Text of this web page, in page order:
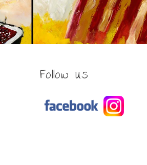
Follow us